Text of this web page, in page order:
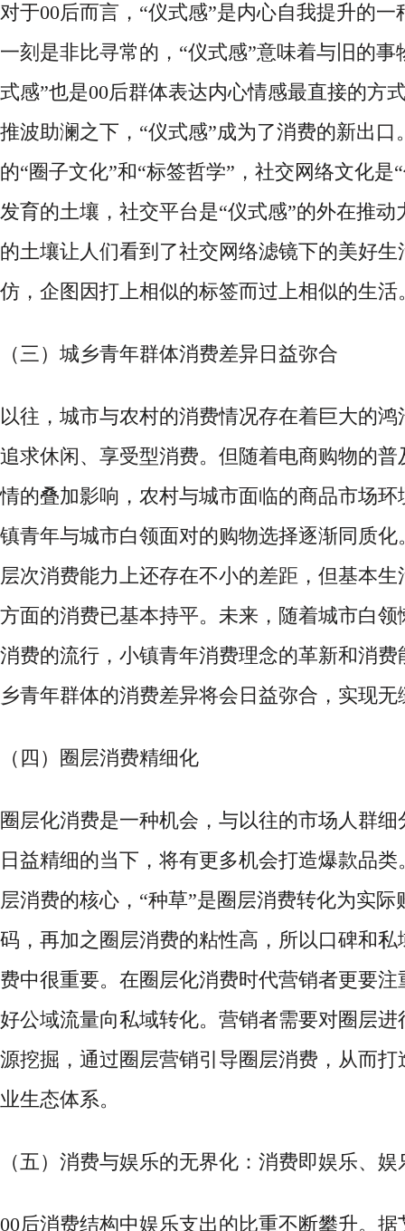
对于00后而言，“仪式感”是内心自我提升的
一刻是非比寻常的，“仪式感”意味着与旧的事
式感”也是00后群体表达内心情感最直接的方
推波助澜之下，“仪式感”成为了消费的新出口
的“圈子文化”和“标签哲学”，社交网络文化是
发育的土壤，社交平台是“仪式感”的外在推动
的土壤让人们看到了社交网络滤镜下的美好
仿，企图因打上相似的标签而过上相似的生活
（三）城乡青年群体消费差异日益弥合
以往，城市与农村的消费情况存在着巨大的
追求休闲、享受型消费。但随着电商购物的普
情的叠加影响，农村与城市面临的商品市场环
镇青年与城市白领面对的购物选择逐渐同质化
层次消费能力上还存在不小的差距，但基本
方面的消费已基本持平。未来，随着城市白领
消费的流行，小镇青年消费理念的革新和消费
乡青年群体的消费差异将会日益弥合，实现无
（四）圈层消费精细化
圈层化消费是一种机会，与以往的市场人群
日益精细的当下，将有更多机会打造爆款品类
层消费的核心， “种草”是圈层消费转化为实
码，再加之圈层消费的粘性高，所以口碑和私
费中很重要。在圈层化消费时代营销者更要
好公域流量向私域转化。营销者需要对圈层进
源挖掘，通过圈层营销引导圈层消费，从而打
业生态体系。
（五）消费与娱乐的无界化：消费即娱乐、
00后消费结构中娱乐支出的比重不断攀升。